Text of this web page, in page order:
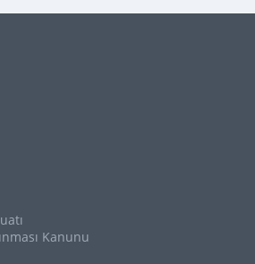
Kanunu